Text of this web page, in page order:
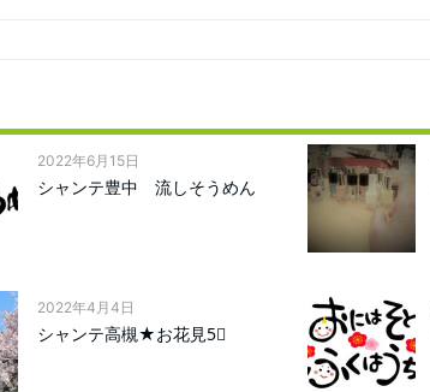
2022年6月15日
シャンテ豊中 流しそうめん
2022年4月4日
シャンテ高槻★お花見5⃣